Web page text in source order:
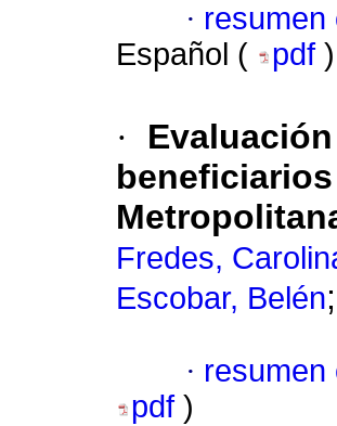
· resumen
Español (
pdf )
·
Fredes,
Escobar, Belén;
· resumen
pdf )